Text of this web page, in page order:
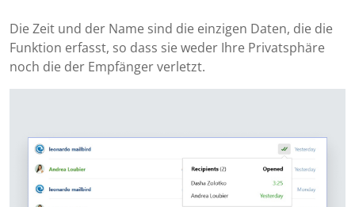
Die Zeit und der Name sind die einzigen Daten, die die
Funktion erfasst, so dass sie weder Ihre Privatsphäre
noch die der Empfänger verletzt.